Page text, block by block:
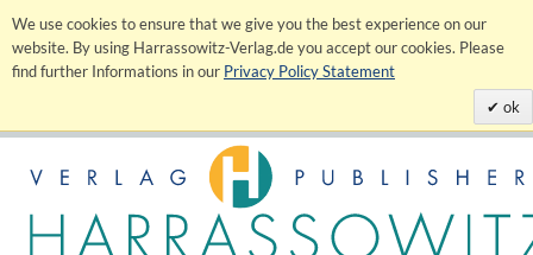
We use cookies to ensure that we give you the best experience on our
website. By using Harrassowitz-Verlag.de you accept our cookies. Please
find further Informations in our Privacy Policy Statement
ok